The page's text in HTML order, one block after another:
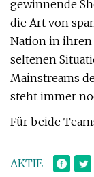
gewinnende
die Art von
Nation in ihren
seltenen
Mainstreams
steht immer
Für beide
AKTIE